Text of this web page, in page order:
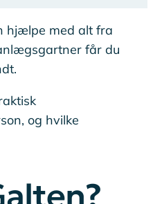
hjælpe med alt fra
får du
og hvilke